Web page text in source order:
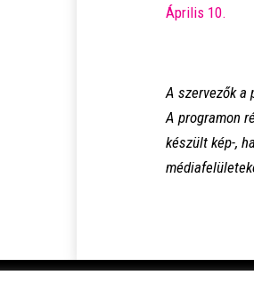
Április 10.
A szervezők a
A programon
készült kép-,